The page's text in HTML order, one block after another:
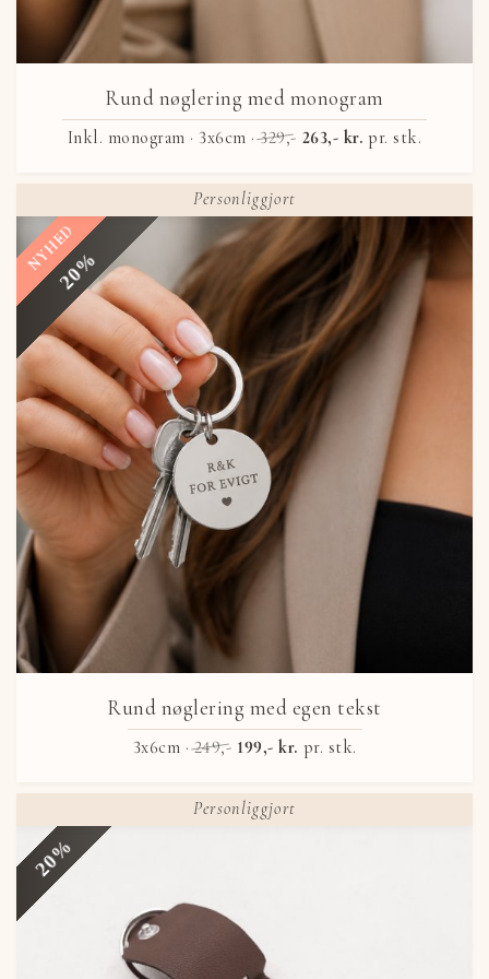
Rund nøglering med monogram
Inkl. monogram · 3x6cm ·329,- 263,- kr. pr. stk.
20%
NYHED
Personliggjort
Rund nøglering med egen tekst
3x6cm ·249,- 199,- kr. pr. stk.
20%
Personliggjort